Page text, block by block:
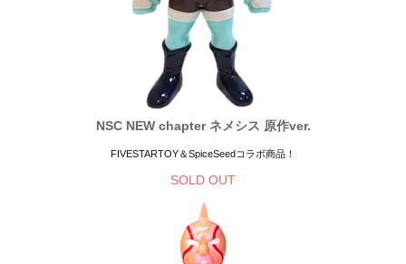
NSC NEW chapter ネメシス 原作ver.
FIVESTARTOY＆SpiceSeedコラボ商品！
SOLD OUT